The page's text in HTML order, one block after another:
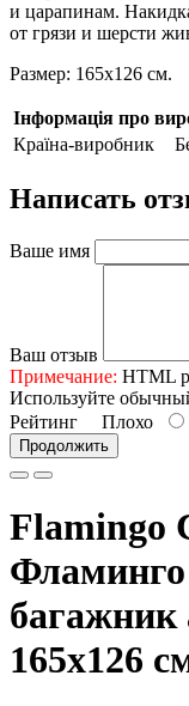
и царапинам.
от грязи и шерсти
Размер: 165х126 см.
Інформація про
Країна-виробник
Написать
Ваше имя
Ваш отзыв
Примечание: HTML
Используйте
Рейтинг Плохо
Продолжить
Flamingo
багажник
165х126